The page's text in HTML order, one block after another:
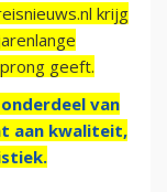
krijg
geeft.
van
aan kwaliteit,